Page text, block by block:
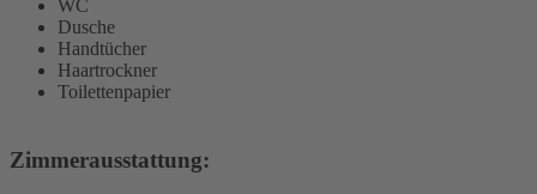
WC
Dusche
Handtücher
Haartrockner
Toilettenpapier
Zimmerausstattung: ​